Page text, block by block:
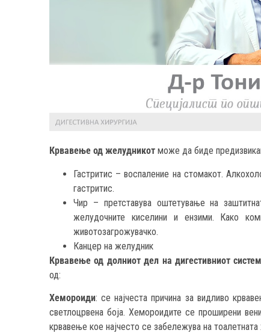
Крвавење од желудникот може да биде
Гастритис – воспаление на стомакот.
гастритис.
Чир – претставува оштетување на
желудочните киселини и ензими. Како
животозагрожувачко.
Канцер на желудник
Крвавење од долниот дел на дигестивниот систем
од:
Хемороиди: се најчеста причина за видливо
светлоцрвена боја. Хемороидите се проширени
крвавење кое најчесто се забележува на тоалетната